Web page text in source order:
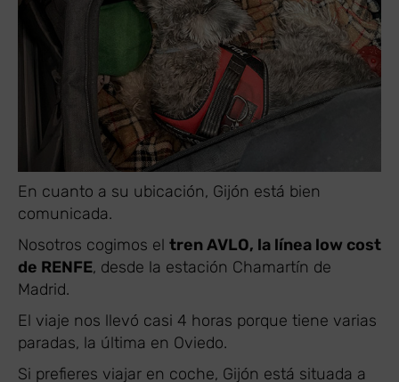
En cuanto a su ubicación, Gijón está bien
comunicada.
Nosotros cogimos el tren AVLO, la línea low cost
de RENFE, desde la estación Chamartín de
Madrid.
El viaje nos llevó casi 4 horas porque tiene varias
paradas, la última en Oviedo.
Si prefieres viajar en coche, Gijón está situada a